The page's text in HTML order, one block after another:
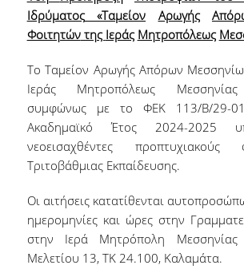
Υπηρεσίες Πολιτισμού & Αθλητισμού &
Φωτογραφικό Αρχείο
Σίτιση - Στέγαση
Δικαιούχοι, Προϋποθέσεις &
Σίτισης
Στέγασης
Ιδρύματος«Ταμείον Αρωγής
Φοιτητώντης Ιεράς Μητροπόλεως
Το Ταμείον Αρωγής Απόρων
Ιεράς Μητροπόλεως Μεσσηνίας
συμφώνως με το ΦΕΚ 113/Β/29-
Ακαδημαϊκό Έτος 2024-2025
νεοεισαχθέντες προπτυχιακούς
Τριτοβάθμιας Εκπαίδευσης.
Οι αιτήσεις κατατίθενται
ημερομηνίες και ώρες στην
στην Ιερά Μητρόπολη Μεσσηνίας
Μελετίου 13, ΤΚ 24.100, Καλαμάτα.